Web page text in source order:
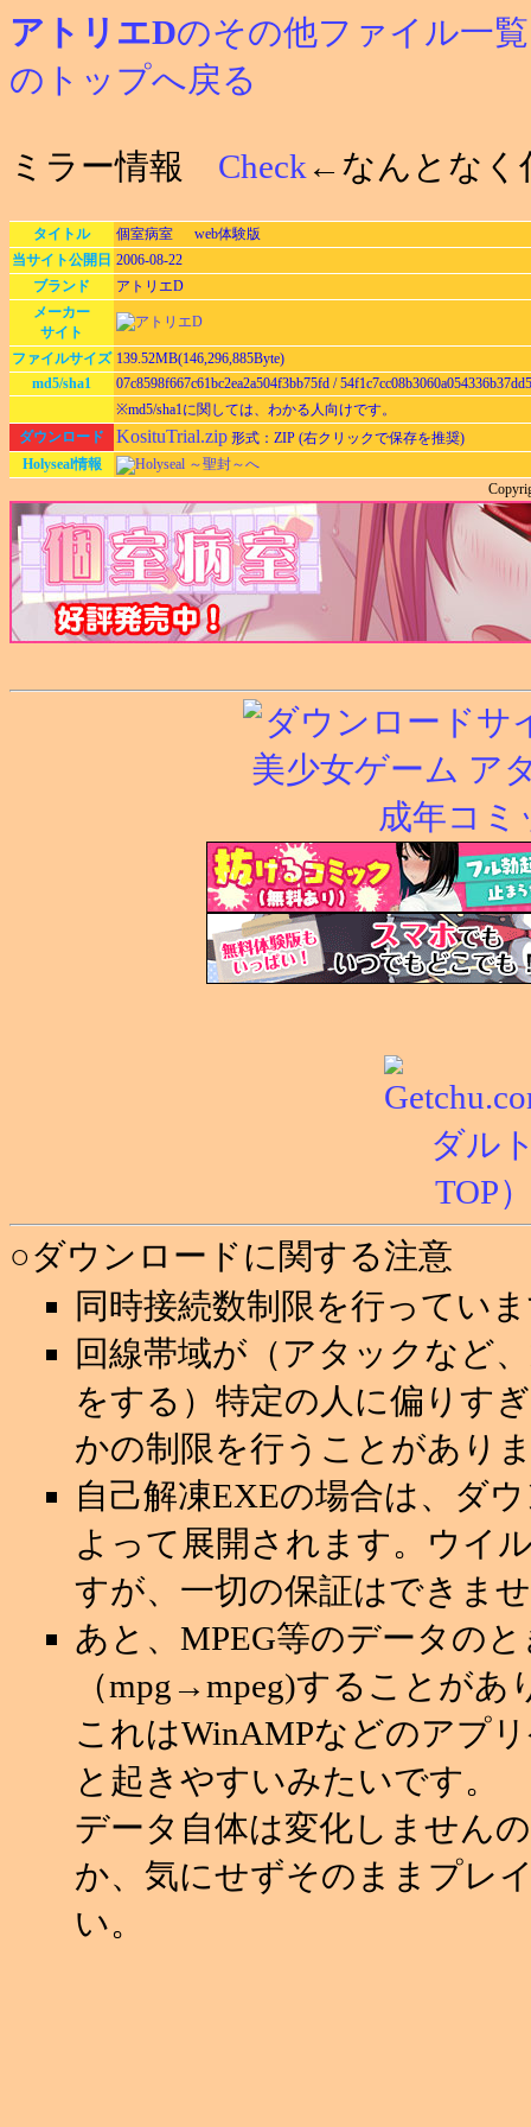
アトリエDのその他ファイル一
のトップへ戻る
ミラー情報 Check ←なんとなく
タイトル
個室病室 web体験版
当サイト公開日 2006-08-22
ブランド
アトリエD
メーカー
サイト
ファイルサイズ 139.52MB(146,296,885Byte)
md5/sha1
07c8598f667c61bc2ea2a504f3bb75fd /
※md5/sha1に関しては、わかる人向けです。
ダウンロード
KosituTrial.zip 形式：ZIP (右クリックで保存を推奨)
Holyseal情報
Holyseal ～聖封～へ
○ダウンロードに関する注意
同時接続数制限を行ってい
回線帯域が（アタックなど
をする）特定の人に偏りす
かの制限を行うことがあり
自己解凍EXEの場合は、ダ
よって展開されます。ウイ
すが、一切の保証はできま
あと、MPEG等のデータの
（mpg→mpeg)することがあ
これはWinAMPなどのアプ
と起きやすいみたいです。
データ自体は変化しません
か、気にせずそのままプレ
い。